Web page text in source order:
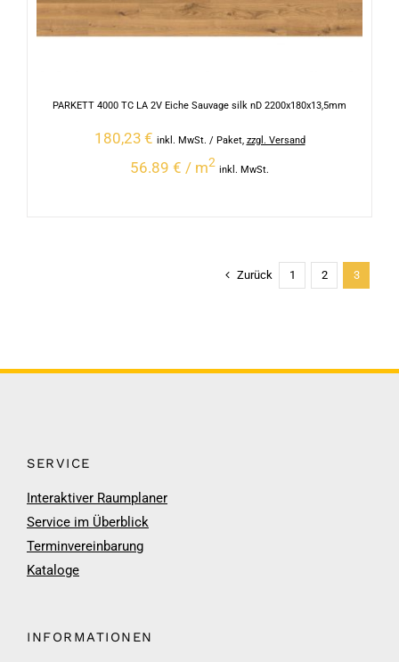
PARKETT 4000 TC LA 2V Eiche Sauvage silk nD 2200x180x13,5mm
180,23 € inkl. MwSt. / Paket, zzgl. Versand
56.89 € / m2
inkl. MwSt.
Zurück 1 2 3
SERVICE
Interaktiver Raumplaner
Service im Überblick
Terminvereinbarung
Kataloge
INFORMATIONEN